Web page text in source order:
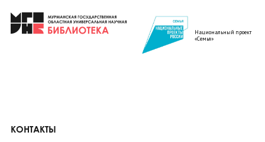
Национальный проект
«Семья»
КОНТАКТЫ